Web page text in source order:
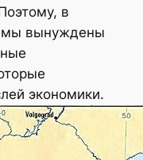
в
мы вынуждены
экономики.